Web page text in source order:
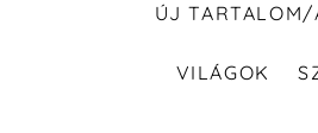
ÚJ TARTALOM/
VILÁGOK